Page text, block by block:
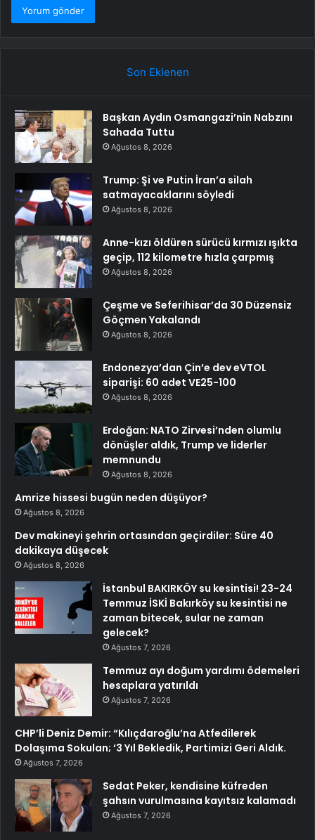
Son Eklenen
Başkan Aydın Osmangazi’nin Nabzını
Sahada Tuttu
Ağustos 8, 2026
Trump: Şi ve Putin İran’a silah
satmayacaklarını söyledi
Ağustos 8, 2026
Anne-kızı öldüren sürücü kırmızı ışıkta
geçip, 112 kilometre hızla çarpmış
Ağustos 8, 2026
Çeşme ve Seferihisar’da 30 Düzensiz
Göçmen Yakalandı
Ağustos 8, 2026
Endonezya’dan Çin’e dev eVTOL
siparişi: 60 adet VE25-100
Ağustos 8, 2026
Erdoğan: NATO Zirvesi’nden olumlu
dönüşler aldık, Trump ve liderler
memnundu
Ağustos 8, 2026
Amrize hissesi bugün neden düşüyor?
Ağustos 8, 2026
Dev makineyi şehrin ortasından geçirdiler: Süre 40
dakikaya düşecek
Ağustos 8, 2026
İstanbul BAKIRKÖY su kesintisi! 23-24
Temmuz İSKİ Bakırköy su kesintisi ne
zaman bitecek, sular ne zaman
gelecek?
Ağustos 7, 2026
Temmuz ayı doğum yardımı ödemeleri
hesaplara yatırıldı
Ağustos 7, 2026
CHP’li Deniz Demir: “Kılıçdaroğlu’na Atfedilerek
Dolaşıma Sokulan; ‘3 Yıl Bekledik, Partimizi Geri Aldık.
Ağustos 7, 2026
Sedat Peker, kendisine küfreden
şahsın vurulmasına kayıtsız kalamadı
Ağustos 7, 2026